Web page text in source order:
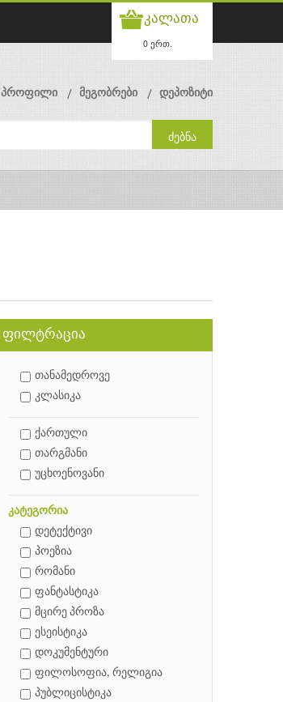
კალათა
0 ერთ.
პროფილი მეგობრები დეპოზიტი
ფილტრაცია
თანამედროვე
კლასიკა
ქართული
თარგმანი
უცხოენოვანი
კატეგორია
დეტექტივი
პოეზია
რომანი
ფანტასტიკა
მცირე პროზა
ესეისტიკა
დოკუმენტური
ფილოსოფია, რელიგია
პუბლიცისტიკა